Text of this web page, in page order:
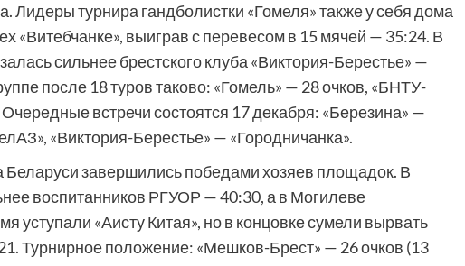
Лидеры турнира гандболистки «Гомеля» также у себя дома
«Витебчанке», выиграв с перевесом в 15 мячей — 35:24. В
сильнее брестского клуба «Виктория-Берестье» —
после 18 туров таково: «Гомель» — 28 очков, «БНТУ-
встречи состоятся 17 декабря: «Березина» —
«Виктория-Берестье» — «Городничанка».
Беларуси завершились победами хозяев площадок. В
воспитанников РГУОР — 40:30, а в Могилеве
уступали «Аисту Китая», но в концовке сумели вырвать
Турнирное положение: «Мешков-Брест» — 26 очков (13